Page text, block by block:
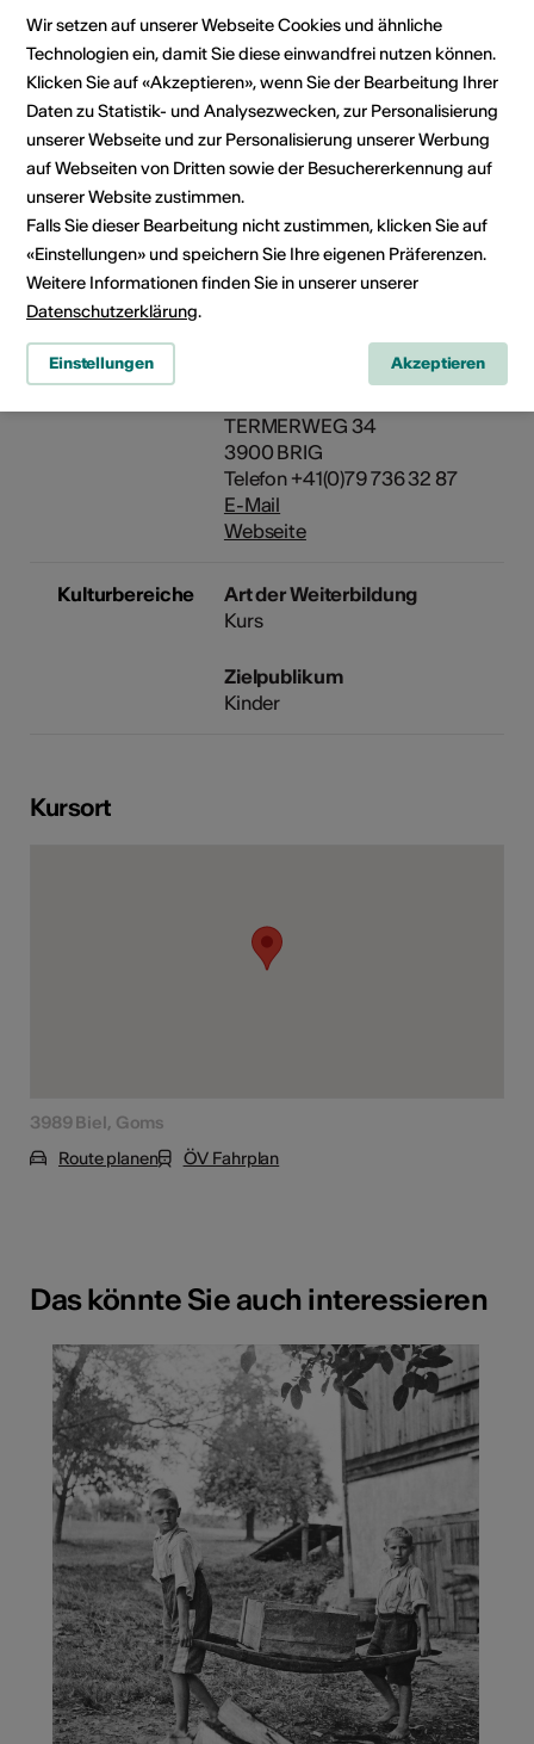
Kinder aus der gleichen Familie
Kursgebührermässigung.
Im Preis inbegriffen sind:
5 Übernachtungen und Vollpension
Kurskosten und Kursmaterialien
Es ist auch möglich, den Kurs ohne
Übernachtungen zu besuchen.
ohne dieses Arrangement auf
Veranstalter
GOMMER MUSIKFERIEN
Musizieren und Gniessä bi insch
TERMERWEG 34
3900 BRIG
Telefon +41(0)79 736 32 87
E-Mail
Webseite
Kulturbereiche
Art der Weiterbildung
Kurs
Zielpublikum
Kinder
Kursort
3989 Biel, Goms
Route planen
ÖV Fahrplan
Das könnte Sie auch interessieren
Wir setzen auf unserer Webseite Cookies und ähnliche
Technologien ein, damit Sie diese einwandfrei nutzen können.
Klicken Sie auf «Akzeptieren», wenn Sie der Bearbeitung Ihrer
Daten zu Statistik- und Analysezwecken, zur Personalisierung
unserer Webseite und zur Personalisierung unserer Werbung
auf Webseiten von Dritten sowie der Besuchererkennung auf
unserer Website zustimmen.
Falls Sie dieser Bearbeitung nicht zustimmen, klicken Sie auf
«Einstellungen» und speichern Sie Ihre eigenen Präferenzen.
Weitere Informationen finden Sie in unserer unserer
Datenschutzerklärung.
Einstellungen Akzeptieren